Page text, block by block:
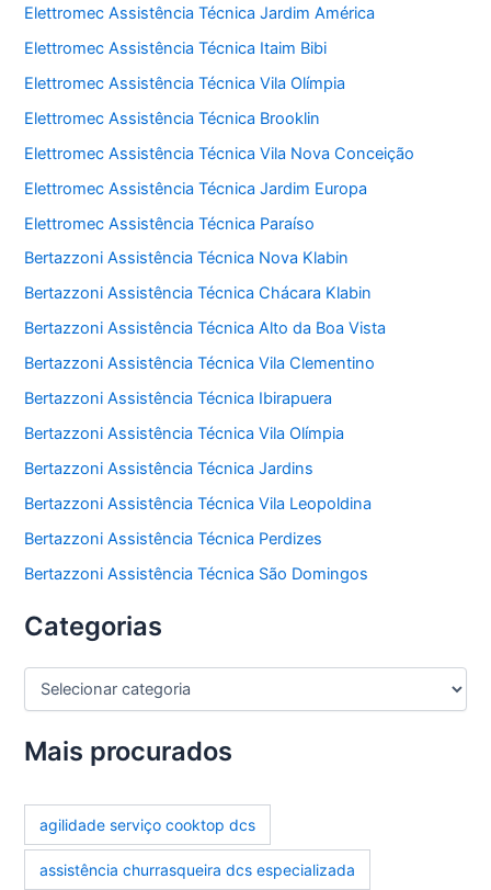
Elettromec Assistência Técnica Jardim América
Elettromec Assistência Técnica Itaim Bibi
Elettromec Assistência Técnica Vila Olímpia
Elettromec Assistência Técnica Brooklin
Elettromec Assistência Técnica Vila Nova Conceição
Elettromec Assistência Técnica Jardim Europa
Elettromec Assistência Técnica Paraíso
Bertazzoni Assistência Técnica Nova Klabin
Bertazzoni Assistência Técnica Chácara Klabin
Bertazzoni Assistência Técnica Alto da Boa Vista
Bertazzoni Assistência Técnica Vila Clementino
Bertazzoni Assistência Técnica Ibirapuera
Bertazzoni Assistência Técnica Vila Olímpia
Bertazzoni Assistência Técnica Jardins
Bertazzoni Assistência Técnica Vila Leopoldina
Bertazzoni Assistência Técnica Perdizes
Bertazzoni Assistência Técnica São Domingos
Categorias
e
g
r
a
Mais procurados
agilidade serviço cooktop dcs
assistência churrasqueira dcs especializada